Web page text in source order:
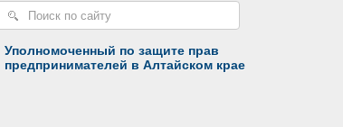
Уполномоченный по защите прав
предпринимателей в Алтайском крае